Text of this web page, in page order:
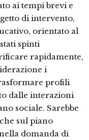
ai tempi brevi e
di intervento,
orientato al
spinti
rapidamente,
i
profili
dalle interazioni
sociale. Sarebbe
sul piano
domanda di